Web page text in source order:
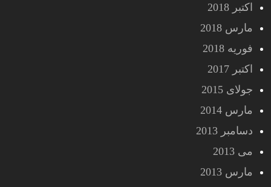
اکتبر 2018
مارس 2018
فوریه 2018
اکتبر 2017
جولای 2015
مارس 2014
دسامبر 2013
می 2013
مارس 2013